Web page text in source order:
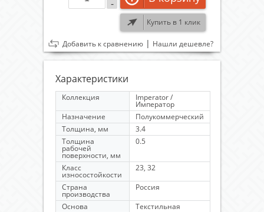
-
Купить в 1 клик
Добавить к сравнению | Нашли дешевле?
Характеристики
Коллекция Imperator /
Император
Назначение
Полукоммерческий
Толщина, мм
3.4
Толщина
рабочей
поверхности, мм
0.5
Класс
износостойкости
23, 32
Страна
производства
Россия
Основа
Текстильная